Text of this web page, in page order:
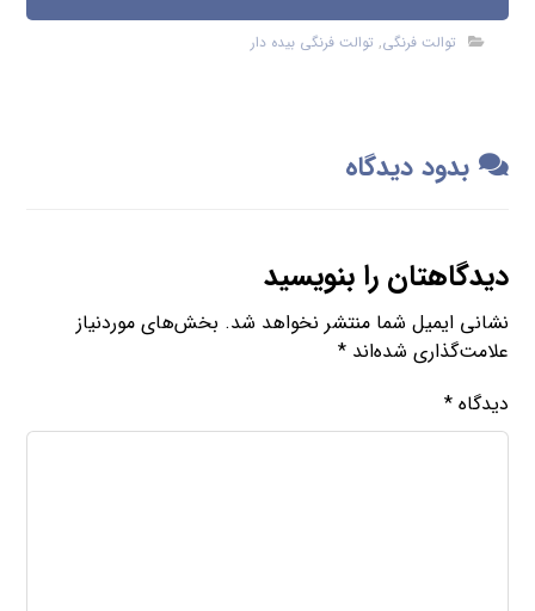
توالت فرنگی, توالت فرنگی بیده دار
بدود دیدگاه
دیدگاهتان را بنویسید
نشانی ایمیل شما منتشر نخواهد شد. بخش‌های موردنیاز
علامت‌گذاری شده‌اند*
دیدگاه*